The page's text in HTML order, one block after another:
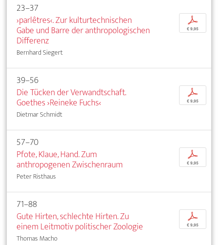
23–37
›parlêtres‹. Zur kulturtechnischen
Gabe und Barre der anthropologischen
Differenz
Bernhard Siegert
p
€ 9,95
39–56
Die Tücken der Verwandtschaft.
Goethes ›Reineke Fuchs‹
Dietmar Schmidt
p
€ 9,95
57–70
Pfote, Klaue, Hand. Zum
anthropogenen Zwischenraum
Peter Risthaus
p
€ 9,95
71–88
Gute Hirten, schlechte Hirten. Zu
einem Leitmotiv politischer Zoologie
Thomas Macho
p
€ 9,95